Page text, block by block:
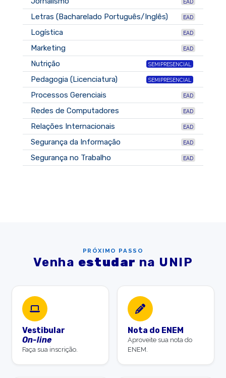
EAD
Letras (Bacharelado Português/Inglês) EAD
Logística EAD
Marketing EAD
Nutrição SEMIPRESENCIAL
Pedagogia (Licenciatura) SEMIPRESENCIAL
Processos Gerenciais EAD
Redes de Computadores EAD
Relações Internacionais EAD
Segurança da Informação EAD
Segurança no Trabalho EAD
PRÓXIMO PASSO
Venha estudar na UNIP
Vestibular
On-line
Faça sua inscrição.
Nota do ENEM
Aproveite sua nota do
ENEM.